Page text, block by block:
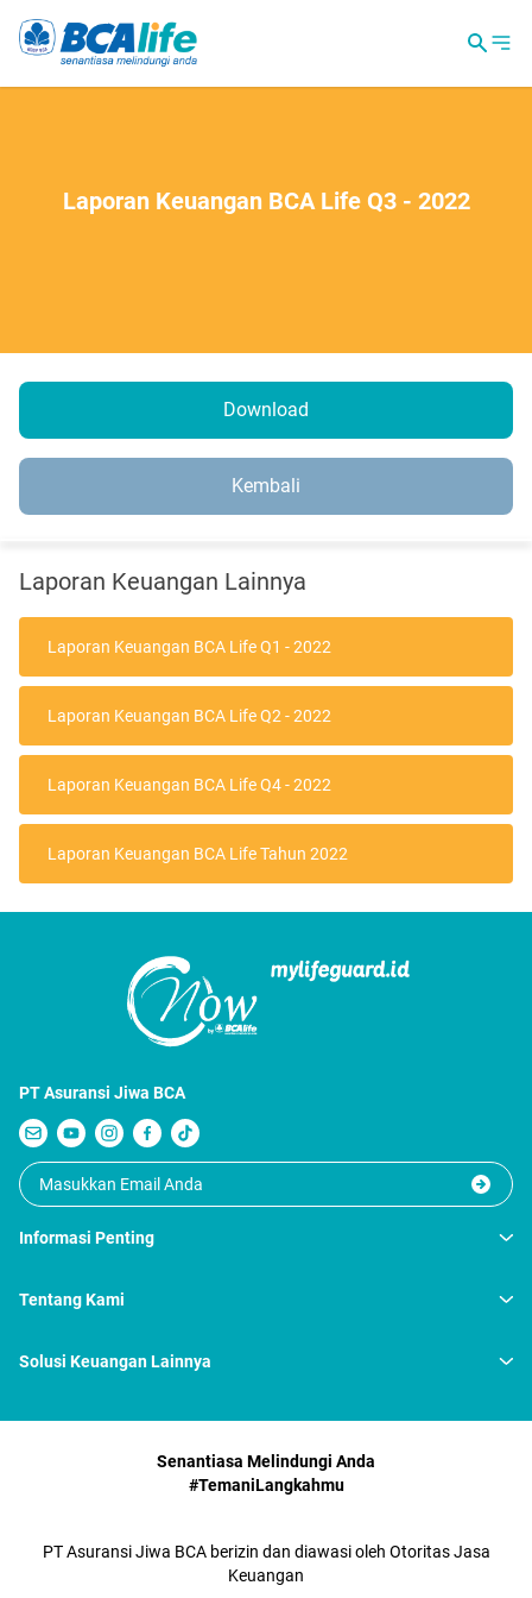
Laporan Keuangan BCA Life Q3 - 2022
Download
Kembali
Laporan Keuangan Lainnya
Laporan Keuangan BCA Life Q1 - 2022
Laporan Keuangan BCA Life Q2 - 2022
Laporan Keuangan BCA Life Q4 - 2022
Laporan Keuangan BCA Life Tahun 2022
PT Asuransi Jiwa BCA
Informasi Penting
Tentang Kami
Solusi Keuangan Lainnya
Senantiasa Melindungi Anda
#TemaniLangkahmu
PT Asuransi Jiwa BCA berizin dan diawasi oleh Otoritas Jasa
Keuangan